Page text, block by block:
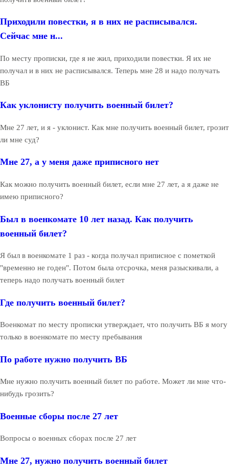
Приходили повестки, я в них не расписывался.
Сейчас мне н...
По месту прописки, где я не жил, приходили повестки. Я их не
получал и в них не расписывался. Теперь мне 28 и надо получать
ВБ
Как уклонисту получить военный билет?
Мне 27 лет, и я - уклонист. Как мне получить военный билет, грозит
ли мне суд?
Мне 27, а у меня даже приписного нет
Как можно получить военный билет, если мне 27 лет, а я даже не
имею приписного?
Был в военкомате 10 лет назад. Как получить
военный билет?
Я был в военкомате 1 раз - когда получал приписное с пометкой
"временно не годен". Потом была отсрочка, меня разыскивали, а
теперь надо получать военный билет
Где получить военный билет?
Военкомат по месту прописки утверждает, что получить ВБ я могу
только в военкомате по месту пребывания
По работе нужно получить ВБ
Мне нужно получить военный билет по работе. Может ли мне что-
нибудь грозить?
Военные сборы после 27 лет
Вопросы о военных сборах после 27 лет
Мне 27, нужно получить военный билет